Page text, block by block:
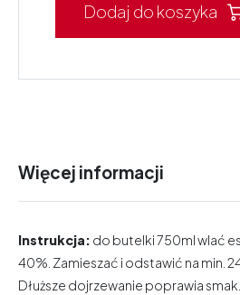
Dodaj do koszyka
Więcej informacji
Instrukcja: do butelki 750ml wlać
40%. Zamieszać i odstawić na min.
Dłuższe dojrzewanie poprawia smak.